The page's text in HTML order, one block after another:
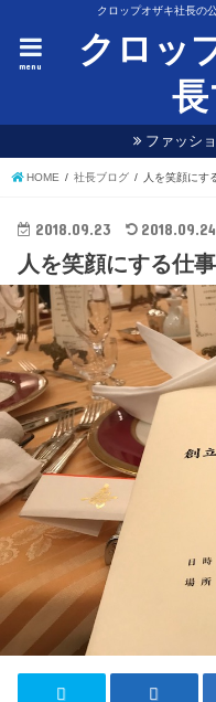
クロップオザキ社長の
クロッ
menu
ファッシ
HOME 社長ブログ 人を笑顔にす
2018.09.23 2018.09.24
人を笑顔にする仕